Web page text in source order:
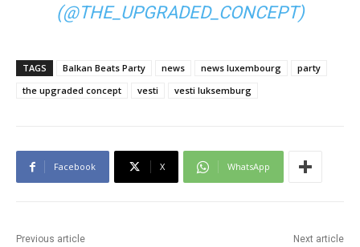
(@THE_UPGRADED_CONCEPT)
TAGS Balkan Beats Party news news luxembourg
party
the upgraded concept
vesti vesti luksemburg
Facebook X WhatsApp
Previous article Next article